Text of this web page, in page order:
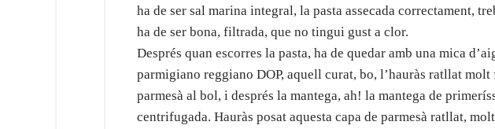
ha de ser sal marina integral, la pasta assecada correctament,
ha de ser bona, filtrada, que no tingui gust a clor.
Després quan escorres la pasta, ha de quedar amb una mica
parmigiano reggiano DOP, aquell curat, bo, l’hauràs ratllat molt
parmesà al bol, i després la mantega, ah! la mantega de
centrifugada. Hauràs posat aquesta capa de parmesà ratllat,